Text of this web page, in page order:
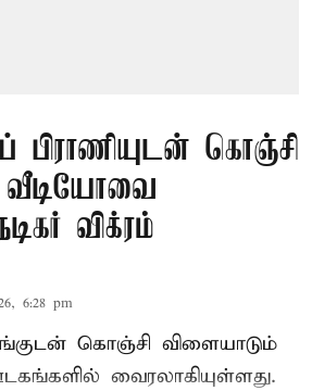
பிராணியுடன் கொஞ்சி
வீடியோவை
விக்ரம்
6:28 pm
கொஞ்சி விளையாடும்
வைரலாகியுள்ளது.